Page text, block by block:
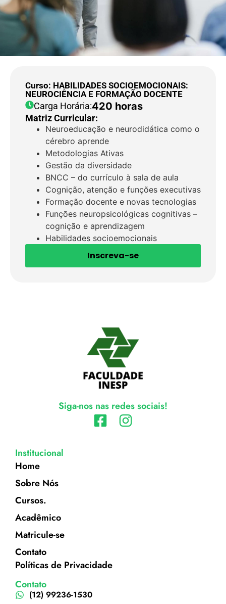
Curso: HABILIDADES SOCIOEMOCIONAIS:
NEUROCIÊNCIA E FORMAÇÃO DOCENTE
Carga Horária:420 horas
Matriz Curricular:
Neuroeducação e neurodidática como o
cérebro aprende
Metodologias Ativas
Gestão da diversidade
BNCC – do currículo à sala de aula
Cognição, atenção e funções executivas
Formação docente e novas tecnologias
Funções neuropsicológicas cognitivas –
cognição e aprendizagem
Habilidades socioemocionais
Inscreva-se
Siga-nos nas redes sociais!
Institucional
Home
Sobre Nós
Cursos.
Acadêmico
Matricule-se
Contato
Políticas de Privacidade
Contato
(12) 99236-1530